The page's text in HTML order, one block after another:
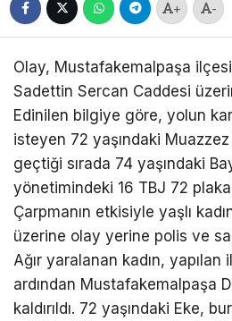
+ -
Olay, Mustafakemalpaşa
Sadettin Sercan Caddesi
Edinilen bilgiye göre, yolun
isteyen 72 yaşındaki Muazzez
geçtiği sırada 74 yaşındaki
yönetimindeki 16 TBJ 72
Çarpmanın etkisiyle yaşlı
üzerine olay yerine polis ve
Ağır yaralanan kadın, yapılan
ardından Mustafakemalpaşa
kaldırıldı. 72 yaşındaki Eke,